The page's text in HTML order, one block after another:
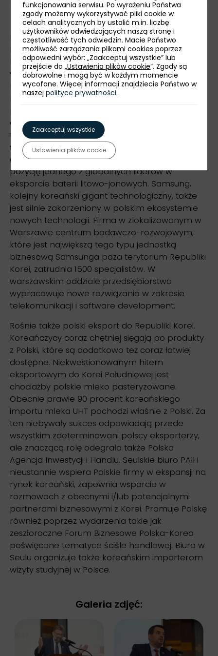
Na przestrzeni ostatnich dekad także koreański
kapitał na dobre zadomowił się nad Wisłą. W
Polsce funkcjonuje ponad 500 koreańskich firm,
w tym te największe. W 2016 roku LG wybrało
Polskę na lokalizację jednego ze swoich
najnowocześniejszych w skali globu, zakładów
elektrycznych. Była to jedna z pierwszych tego
typu mega inwestycji, która nie tylko przyczyniła
się do wywarcia znaczącego wpływu
gospodarczego w regionie, ale dała Polsce
pozycję jednego z globalnych liderów w
eksporcie baterii litowo-jonowych. Samsung,
kolejny koreański gigant technologiczny, także
jest silnie zakorzeniony w polskim ekosystemie
nowych technologii. Firma w zlokalizowanym w
Warszawie centrum badawczo-rozwojowym,
które jest największą tego typu jednostką
biznesową Samsunga poza terytorium Republiki
Korei, zatrudnia 1500 specjalistów. W
warszawskim oddziale przedsiębiorstwo
wypracowuje nowe rozwiązania w zakresie
telekomunikacji i software development.
Rośnie także polski eksport do Republiki Korei.
Koreańczycy coraz chętniej sięgają po produkty
z Polski, które są dodatkowo też coraz łatwiej
dostępne. Niekwestionowanym hitem
eksportowym do Korei Południowej jest
chociażby polskie mleko pasteryzowane.
Obecnie prawie 90 procent koreańskiego
importu mleka UHT pochodzi właśnie z Polski. Za
ten niebywały sukces odpowiadają przede
wszystkim zdeterminowani polscy eksporterzy,
ale znaczącą rolę odegrała także Polska
Agencja Inwestycji i Handlu. Seulskie biuro PAIH
nieustannie wspiera Polskie firmy w ekspansji na
rynek koreański, zapewnia wsparcie w
rozmowach z obecnymi i/lub potencjalnymi
partnerami biznesowymi z Korei. Promuje Polskę
również poprzez wydarzenia takie jak
zeszłoroczne Forum Biznesowe Polska-Korea
poświęcone tematyce ściśle handlowej. Biuro w
Seulu organizuje także koreańskim importerom
wizyty studyjnej w Polsce.
Galeria zdjęć:
funkcjonowania serwisu. Po wyrażeniu Państwa
zgody możemy wykorzystywać pliki cookie w
celach analitycznych by ustalić m.in. liczbę
użytkowników odwiedzających naszą stronę i
częstotliwość tych odwiedzin. Macie Państwo
możliwość zarządzania plikami cookies poprzez
odpowiedni wybór: „Zaakceptuj wszystkie” lub
przejście do „Ustawienia plików cookie”. Zgody są
dobrowolne i mogą być w każdym momencie
wycofane. Więcej informacji znajdziecie Państwo w
naszejpolityce prywatności.
Zaakceptuj wszystkie
Ustawienia plików cookie